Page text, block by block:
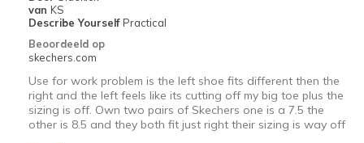
van KS
Describe Yourself Practical
Beoordeeld op
skechers.com
Use for work problem is the left shoe fits different then the
right and the left feels like its cutting off my big toe plus the
sizing is off. Own two pairs of Skechers one is a 7.5 the
other is 8.5 and they both fit just right their sizing is way off